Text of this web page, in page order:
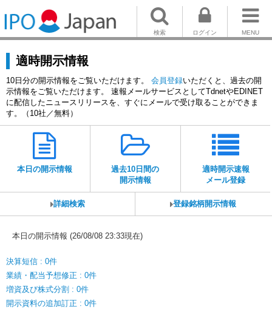
MENU
ログイン
検索
適時開示情報
10日分の開示情報をご覧いただけます。 会員登録いただくと、過去の開
示情報をご覧いただけます。 速報メールサービスとしてTdnetやEDINET
に配信したニュースリリースを、すぐにメールで受け取ることができま
す。（10社／無料）
本日の開示情報
過去10日間の
開示情報
適時開示速報
メール登録
詳細検索 登録銘柄開示情報
本日の開示情報 (26/08/08 23:33現在)
決算短信 : 0件
業績・配当予想修正 : 0件
増資及び株式分割 : 0件
開示資料の追加訂正 : 0件